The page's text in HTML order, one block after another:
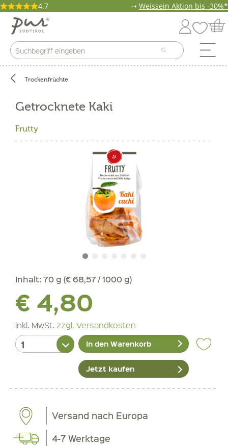
4.7 ➝ Weissein Aktion bis -30%*
Trockenfrüchte
Getrocknete Kaki
Frutty
Inhalt: 70 g (€ 68,57 / 1000 g)
€ 4,80
inkl. MwSt. zzgl. Versandkosten
In den Warenkorb
Jetzt kaufen
Versand nach Europa
4-7 Werktage